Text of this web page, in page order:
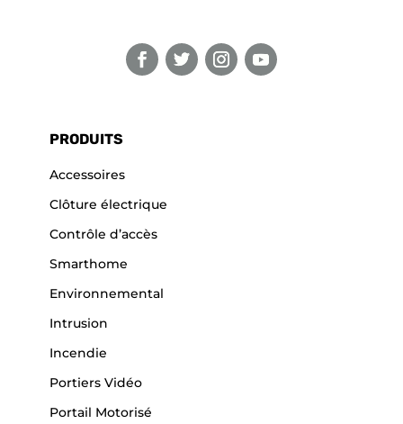
PRODUITS
Accessoires
Clôture électrique
Contrôle d’accès
Smarthome
Environnemental
Intrusion
Incendie
Portiers Vidéo
Portail Motorisé